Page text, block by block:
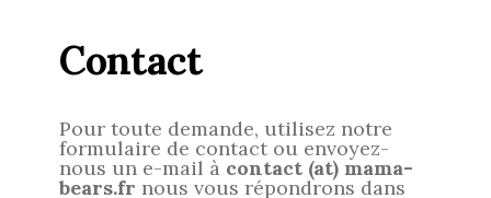
Contact
Pour toute demande, utilisez notre
formulaire de contact ou envoyez-
nous un e-mail à contact (at) mama-
bears.fr nous vous répondrons dans